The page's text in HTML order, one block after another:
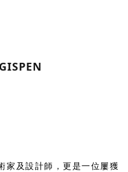
及設計師，更是一位屢獲